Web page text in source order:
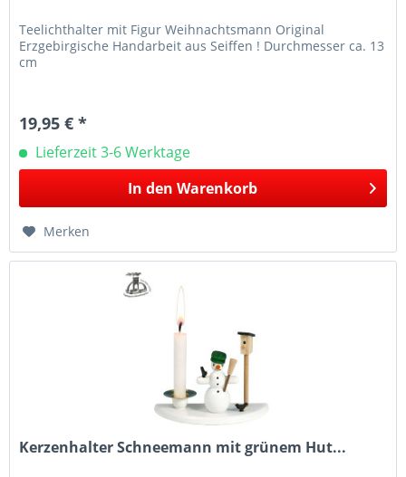
Teelichthalter mit Figur Weihnachtsmann Original
Erzgebirgische Handarbeit aus Seiffen ! Durchmesser ca. 13
cm
19,95 € *
Lieferzeit 3-6 Werktage
In den Warenkorb
Merken
Kerzenhalter Schneemann mit grünem Hut...